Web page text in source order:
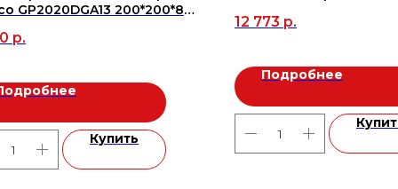
GP2020DGA13 200*200*8
р.
Купить
12 773 р.
Подробнее